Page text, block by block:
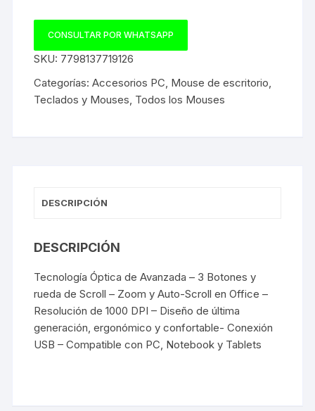
CONSULTAR POR WHATSAPP
SKU: 7798137719126
Categorías:Accesorios PC Mouse de escritorio
Teclados y Mouses Todos los Mouses
DESCRIPCIÓN
DESCRIPCIÓN
Tecnología Óptica de Avanzada – 3 Botones y
rueda de Scroll – Zoom y Auto-Scroll en Office –
Resolución de 1000 DPI – Diseño de última
generación, ergonómico y confortable- Conexión
USB – Compatible con PC, Notebook y Tablets